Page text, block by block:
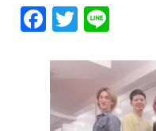
F
a
c
e
b
T
w
it
te
r
e